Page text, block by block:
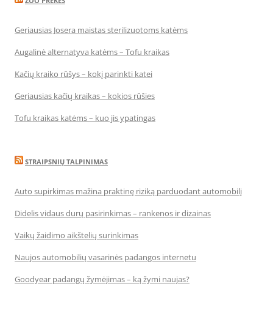
Geriausias Josera maistas sterilizuotoms katėms
Augalinė alternatyva katėms – Tofu kraikas
Kačių kraiko rūšys – kokį parinkti katei
Geriausias kačių kraikas – kokios rūšies
Tofu kraikas katėms – kuo jis ypatingas
STRAIPSNIŲ TALPINIMAS
Auto supirkimas mažina praktinę riziką parduodant automobilį
Didelis vidaus durų pasirinkimas – rankenos ir dizainas
Vaikų žaidimo aikštelių surinkimas
Naujos automobilių vasarinės padangos internetu
Goodyear padangų žymėjimas – ką žymi naujas?